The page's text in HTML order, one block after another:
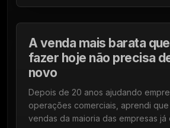
08
A venda mais barata
fazer hoje não precisa
novo
Depois de 20 anos ajudando
operações comerciais, aprendi
vendas da maioria das empresas já